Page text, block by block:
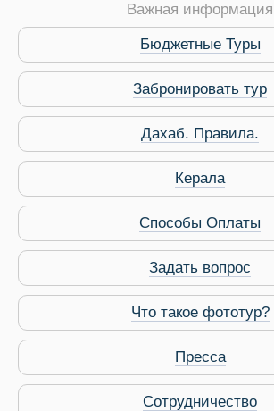
Важная информация
Бюджетные Туры
Забронировать тур
Дахаб. Правила.
Керала
Способы Оплаты
Задать вопрос
Что такое фототур?
Пресса
Сотрудничество